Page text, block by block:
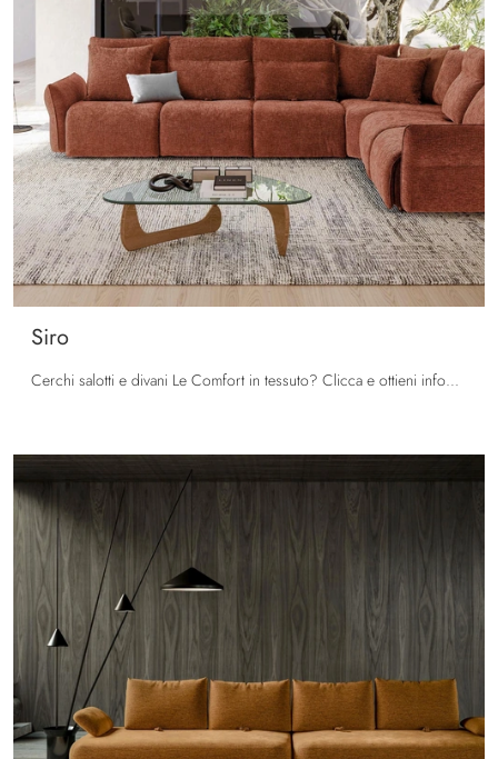
Siro
Cerchi salotti e divani Le Comfort in tessuto? Clicca e ottieni informazioni sul modello Siro per spazi moderni.